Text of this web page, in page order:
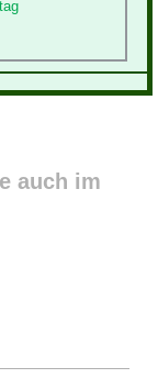
auch im